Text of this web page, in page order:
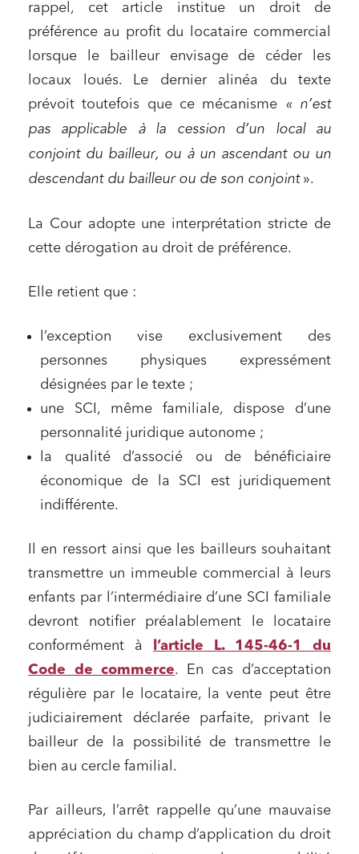
rappel, cet article institue un droit de
préférence au profit du locataire commercial
lorsque le bailleur envisage de céder les
locaux loués. Le dernier alinéa du texte
prévoit toutefois que ce mécanisme « n’est
pas applicable à la cession d’un local au
conjoint du bailleur, ou à un ascendant ou un
descendant du bailleur ou de son conjoint».
La Cour adopte une interprétation stricte de
cette dérogation au droit de préférence.
Elle retient que :
l’exception vise exclusivement des
personnes physiques expressément
désignées par le texte ;
une SCI, même familiale, dispose d’une
personnalité juridique autonome ;
la qualité d’associé ou de bénéficiaire
économique de la SCI est juridiquement
indifférente.
Il en ressort ainsi que les bailleurs souhaitant
transmettre un immeuble commercial à leurs
enfants par l’intermédiaire d’une SCI familiale
devront notifier préalablement le locataire
conformément à
l’article L. 145-46-1 du
Code de commerce. En cas d’acceptation
régulière par le locataire, la vente peut être
judiciairement déclarée parfaite, privant le
bailleur de la possibilité de transmettre le
bien au cercle familial.
Par ailleurs, l’arrêt rappelle qu’une mauvaise
appréciation du champ d’application du droit
Relations commerciales et contrats
Associations et acteurs de l’économie sociale et
Media et édition
Immobilier et habitat
Entreprises du numérique
Établissements financiers
Règlement des litiges